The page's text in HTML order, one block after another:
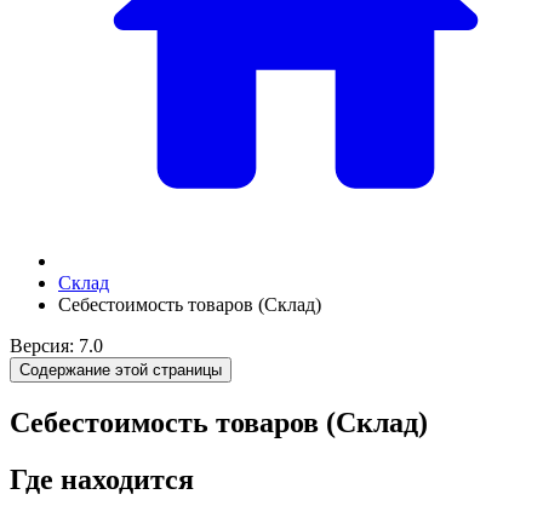
Склад
Себестоимость товаров (Склад)
Версия: 7.0
Содержание этой страницы
Себестоимость товаров (Склад)
Где находится